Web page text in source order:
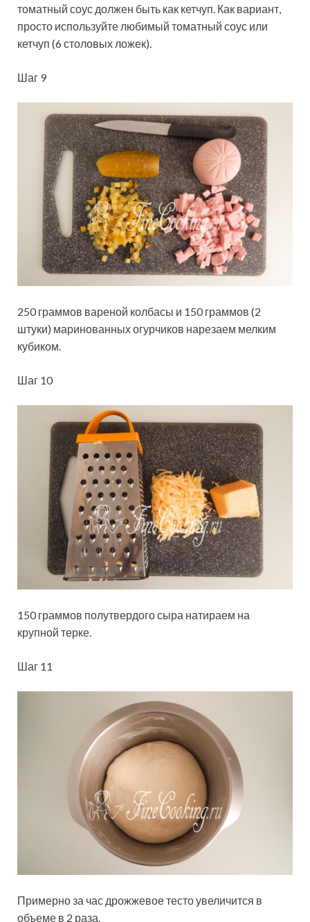
томатный соус должен быть как кетчуп. Как вариант,
просто используйте любимый томатный соус или
кетчуп (6 столовых ложек).
Шаг 9
250 граммов вареной колбасы и 150 граммов (2
штуки) маринованных огурчиков нарезаем мелким
кубиком.
Шаг 10
150 граммов полутвердого сыра натираем на
крупной терке.
Шаг 11
Примерно за час дрожжевое тесто увеличится в
объеме в 2 раза.